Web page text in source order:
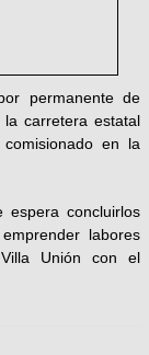
permanente de
carretera estatal
en la
espera concluirlos
labores
Unión con el